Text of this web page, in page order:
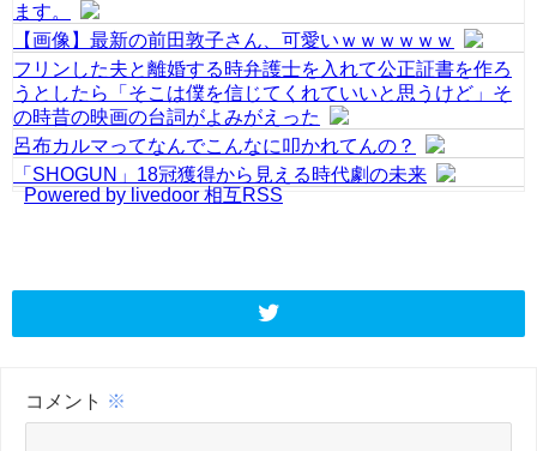
ます。
【画像】最新の前田敦子さん、可愛いｗｗｗｗｗｗ
フリンした夫と離婚する時弁護士を入れて公正証書を作ろ
うとしたら「そこは僕を信じてくれていいと思うけど」そ
の時昔の映画の台詞がよみがえった
呂布カルマってなんでこんなに叩かれてんの？
「SHOGUN」18冠獲得から見える時代劇の未来
Powered by livedoor 相互RSS
コメント ※